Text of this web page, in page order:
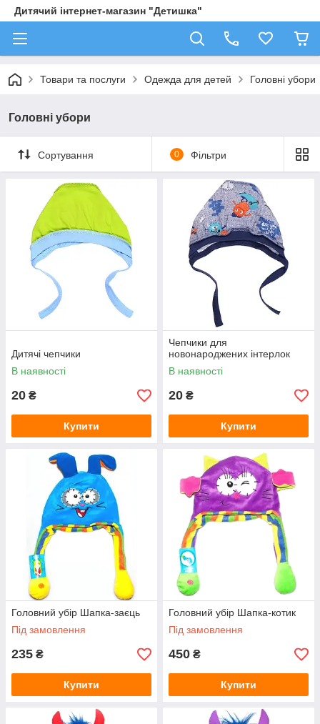
Дитячий інтернет-магазин "Детишка"
Товари та послуги Одежда для детей Головні убори
Головні убори
Сортування 0 Фільтри
Дитячі чепчики
В наявності
20 ₴
Купити
Чепчики для
новонароджених інтерлок
В наявності
20 ₴
Купити
Головний убір Шапка-заєць
Під замовлення
235 ₴
Купити
Головний убір Шапка-котик
Під замовлення
450 ₴
Купити